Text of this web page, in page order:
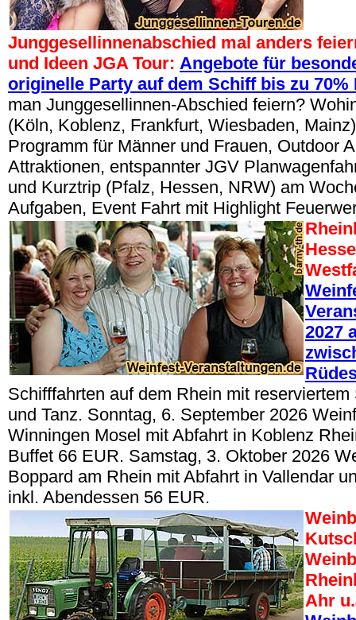
Junggesellinnenabschied mal anders
und Ideen JGA Tour: Angebote für
originelle Party auf dem Schiff bis zu 70%
man Junggesellinnen-Abschied feiern?
(Köln, Koblenz, Frankfurt, Wiesbaden,
Programm für Männer und Frauen, Outdoor
Attraktionen, entspannter JGV
und Kurztrip (Pfalz, Hessen, NRW) am
Aufgaben, Event Fahrt mit Highlight
2027
Schifffahrten auf dem Rhein mit
und Tanz. Sonntag, 6. September 2026
Winningen Mosel mit Abfahrt in Koblenz
Buffet 66 EUR. Samstag, 3. Oktober 2026
Boppard am Rhein mit Abfahrt in Vallendar
inkl. Abendessen 56 EUR.
Ahr